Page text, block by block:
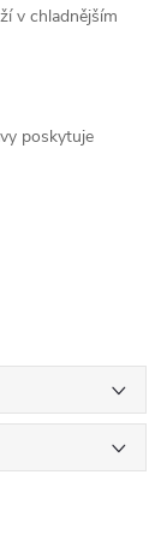
v chladnějším
poskytuje